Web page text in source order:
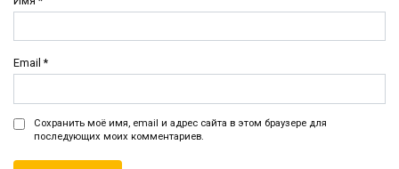
Email*
Сохранить моё имя, email и адрес сайта в этом браузере для
последующих моих комментариев.